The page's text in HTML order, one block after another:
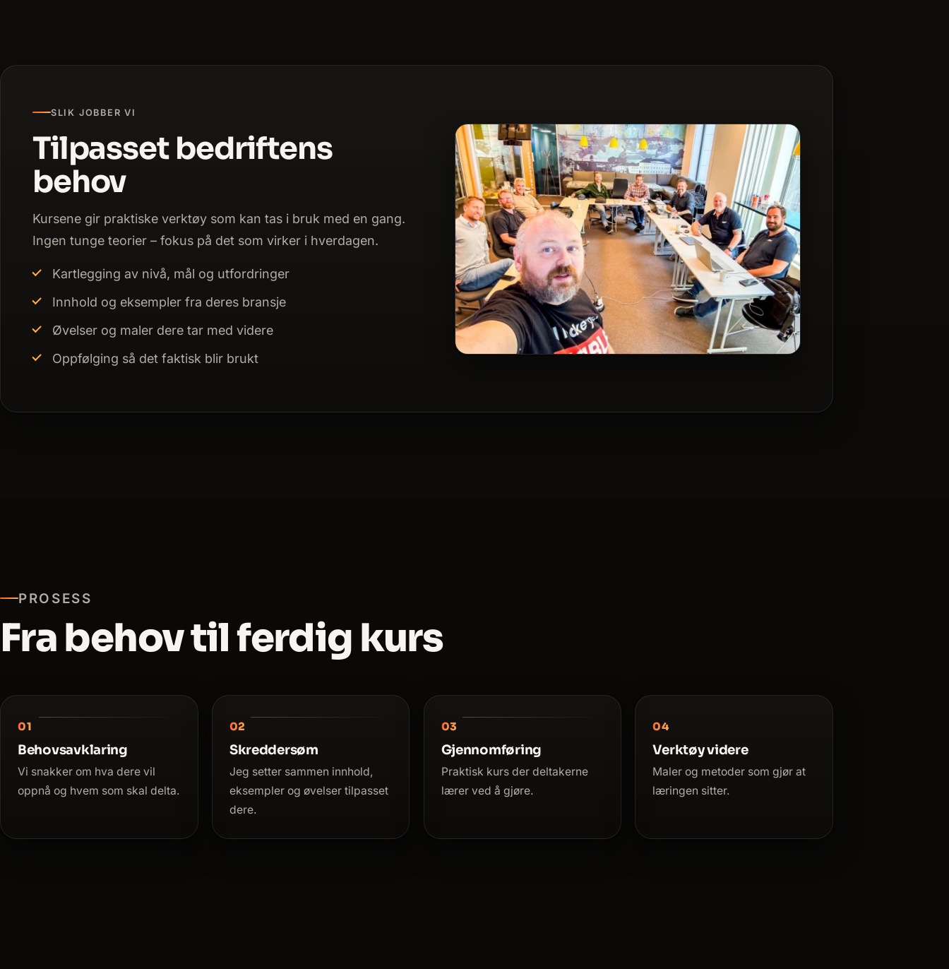
SLIK JOBBER VI
Tilpasset bedriftens
behov
Kursene gir praktiske verktøy som kan tas i bruk med en gang.
Ingen tunge teorier – fokus på det som virker i hverdagen.
Kartlegging av nivå, mål og utfordringer
Innhold og eksempler fra deres bransje
Øvelser og maler dere tar med videre
Oppfølging så det faktisk blir brukt
PROSESS
Fra behov til ferdig kurs
Behovsavklaring
Vi snakker om hva dere vil
oppnå og hvem som skal delta.
Skreddersøm
Jeg setter sammen innhold,
eksempler og øvelser tilpasset
dere.
Gjennomføring
Praktisk kurs der deltakerne
lærer ved å gjøre.
Verktøy videre
Maler og metoder som gjør at
læringen sitter.